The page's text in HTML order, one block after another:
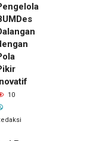
10